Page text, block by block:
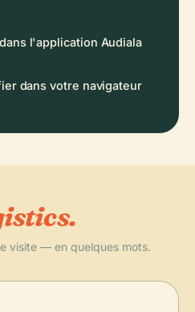
l'application Audiala
dans votre navigateur
visite — en quelques mots.